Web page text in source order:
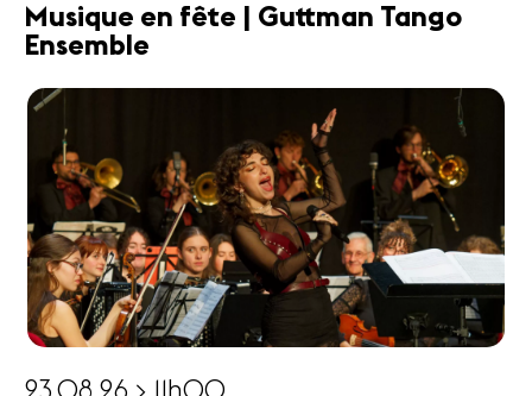
Musique en fête | Guttman Tango
Ensemble